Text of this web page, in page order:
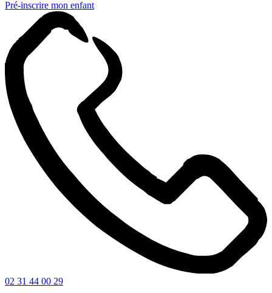
Pré-inscrire mon enfant
02 31 44 00 29